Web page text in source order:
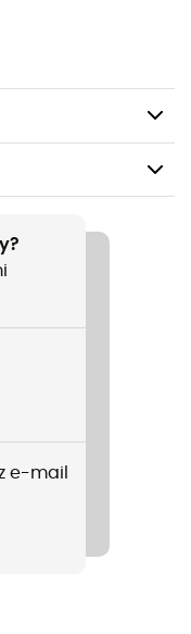
i
stopy przed
koniec,
z pętelki, co
/ Via ferrata /
e-mail